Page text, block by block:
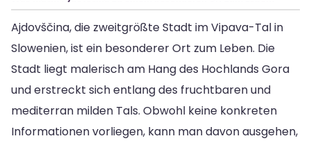
Ajdovščina, die zweitgrößte Stadt im Vipava-Tal in
Slowenien, ist ein besonderer Ort zum Leben. Die
Stadt liegt malerisch am Hang des Hochlands Gora
und erstreckt sich entlang des fruchtbaren und
mediterran milden Tals. Obwohl keine konkreten
Informationen vorliegen, kann man davon ausgehen,